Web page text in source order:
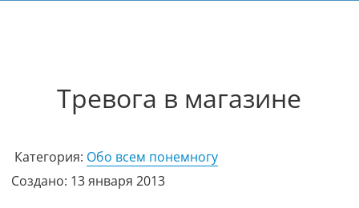
Тревога в магазине
Категория: Обо всем понемногу
Создано: 13 января 2013